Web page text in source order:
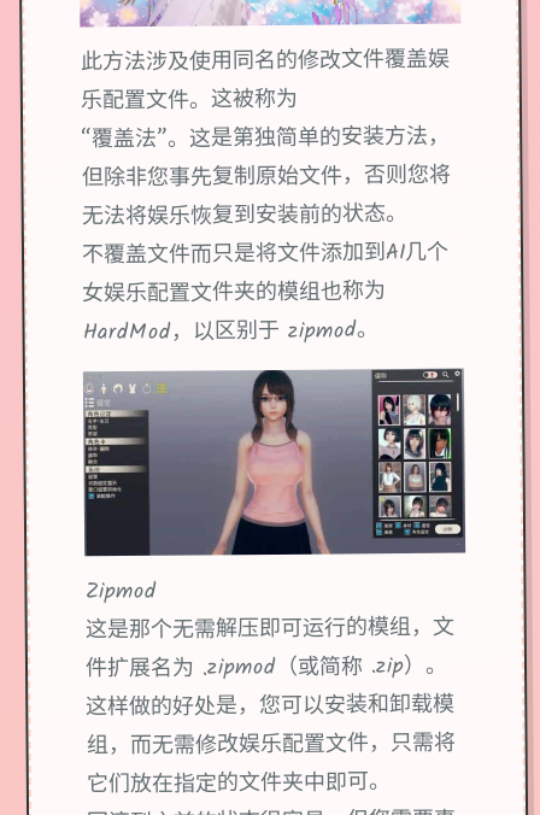
此方法涉及使用同名的修改文件覆盖娱
乐配置文件。这被称为
“覆盖法”。这是第独简单的安装方法，
但除非您事先复制原始文件，否则您将
无法将娱乐恢复到安装前的状态。
不覆盖文件而只是将文件添加到AI几个
女娱乐配置文件夹的模组也称为
HardMod，以区别于 zipmod。
Zipmod
这是那个无需解压即可运行的模组，文
件扩展名为 .zipmod（或简称 .zip）。
这样做的好处是，您可以安装和卸载模
组，而无需修改娱乐配置文件，只需将
它们放在指定的文件夹中即可。